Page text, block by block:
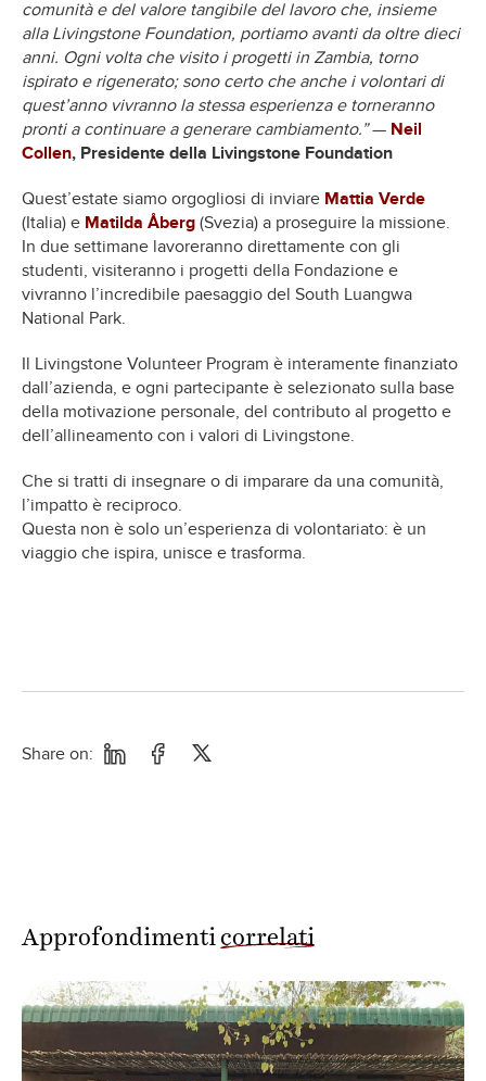
comunità e del valore tangibile del lavoro che, insieme
alla Livingstone Foundation, portiamo avanti da oltre dieci
anni. Ogni volta che visito i progetti in Zambia, torno
ispirato e rigenerato; sono certo che anche i volontari di
quest’anno vivranno la stessa esperienza e torneranno
pronti a continuare a generare cambiamento.”— Neil
Collen, Presidente della Livingstone Foundation
Quest’estate siamo orgogliosi di inviare Mattia Verde
(Italia) e Matilda Åberg (Svezia) a proseguire la missione.
In due settimane lavoreranno direttamente con gli
studenti, visiteranno i progetti della Fondazione e
vivranno l’incredibile paesaggio del South Luangwa
National Park.
Il Livingstone Volunteer Program è interamente finanziato
dall’azienda, e ogni partecipante è selezionato sulla base
della motivazione personale, del contributo al progetto e
dell’allineamento con i valori di Livingstone.
Che si tratti di insegnare o di imparare da una comunità,
l’impatto è reciproco.
Questa non è solo un’esperienza di volontariato: è un
viaggio che ispira, unisce e trasforma.
Share on:
Approfondimenti correlati